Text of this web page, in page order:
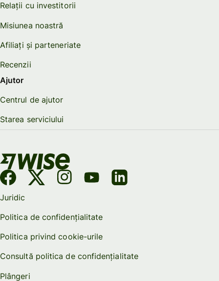
Relații cu investitorii
Misiunea noastră
Afiliați și parteneriate
Recenzii
Ajutor
Centrul de ajutor
Starea serviciului
Juridic
Politica de confidențialitate
Politica privind cookie-urile
Consultă politica de confidențialitate
Plângeri